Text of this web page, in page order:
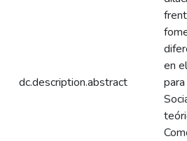
dc.description.abstract
en